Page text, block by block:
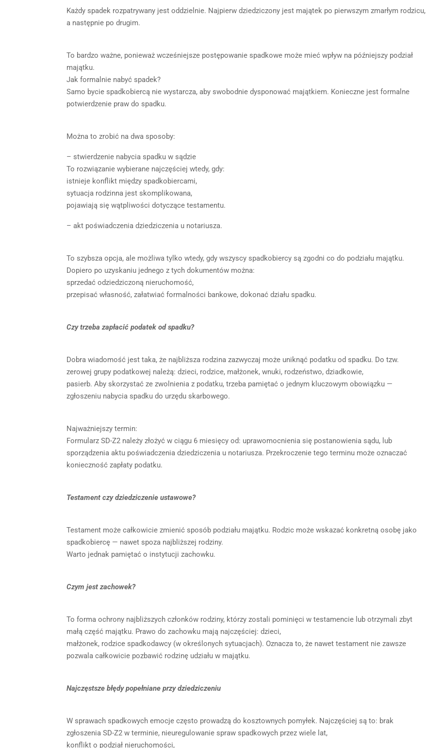
Każdy spadek rozpatrywany jest oddzielnie. Najpierw dziedziczony jest majątek po pierwszym zmarłym rodzicu,
a następnie po drugim.
To bardzo ważne, ponieważ wcześniejsze postępowanie spadkowe może mieć wpływ na późniejszy podział
majątku.
Jak formalnie nabyć spadek?
Samo bycie spadkobiercą nie wystarcza, aby swobodnie dysponować majątkiem. Konieczne jest formalne
potwierdzenie praw do spadku.
Można to zrobić na dwa sposoby:
– stwierdzenie nabycia spadku w sądzie
To rozwiązanie wybierane najczęściej wtedy, gdy:
istnieje konflikt między spadkobiercami,
sytuacja rodzinna jest skomplikowana,
pojawiają się wątpliwości dotyczące testamentu.
– akt poświadczenia dziedziczenia u notariusza.
To szybsza opcja, ale możliwa tylko wtedy, gdy wszyscy spadkobiercy są zgodni co do podziału majątku.
Dopiero po uzyskaniu jednego z tych dokumentów można:
sprzedać odziedziczoną nieruchomość,
przepisać własność, załatwiać formalności bankowe, dokonać działu spadku.
Czy trzeba zapłacić podatek od spadku?
Dobra wiadomość jest taka, że najbliższa rodzina zazwyczaj może uniknąć podatku od spadku. Do tzw.
zerowej grupy podatkowej należą: dzieci, rodzice, małżonek, wnuki, rodzeństwo, dziadkowie,
pasierb. Aby skorzystać ze zwolnienia z podatku, trzeba pamiętać o jednym kluczowym obowiązku —
zgłoszeniu nabycia spadku do urzędu skarbowego.
Najważniejszy termin:
Formularz SD-Z2 należy złożyć w ciągu 6 miesięcy od: uprawomocnienia się postanowienia sądu, lub
sporządzenia aktu poświadczenia dziedziczenia u notariusza. Przekroczenie tego terminu może oznaczać
konieczność zapłaty podatku.
Testament czy dziedziczenie ustawowe?
Testament może całkowicie zmienić sposób podziału majątku. Rodzic może wskazać konkretną osobę jako
spadkobiercę — nawet spoza najbliższej rodziny.
Warto jednak pamiętać o instytucji zachowku.
Czym jest zachowek?
To forma ochrony najbliższych członków rodziny, którzy zostali pominięci w testamencie lub otrzymali zbyt
małą część majątku. Prawo do zachowku mają najczęściej: dzieci,
małżonek, rodzice spadkodawcy (w określonych sytuacjach). Oznacza to, że nawet testament nie zawsze
pozwala całkowicie pozbawić rodzinę udziału w majątku.
Najczęstsze błędy popełniane przy dziedziczeniu
W sprawach spadkowych emocje często prowadzą do kosztownych pomyłek. Najczęściej są to: brak
zgłoszenia SD-Z2 w terminie, nieuregulowanie spraw spadkowych przez wiele lat,
konflikt o podział nieruchomości,